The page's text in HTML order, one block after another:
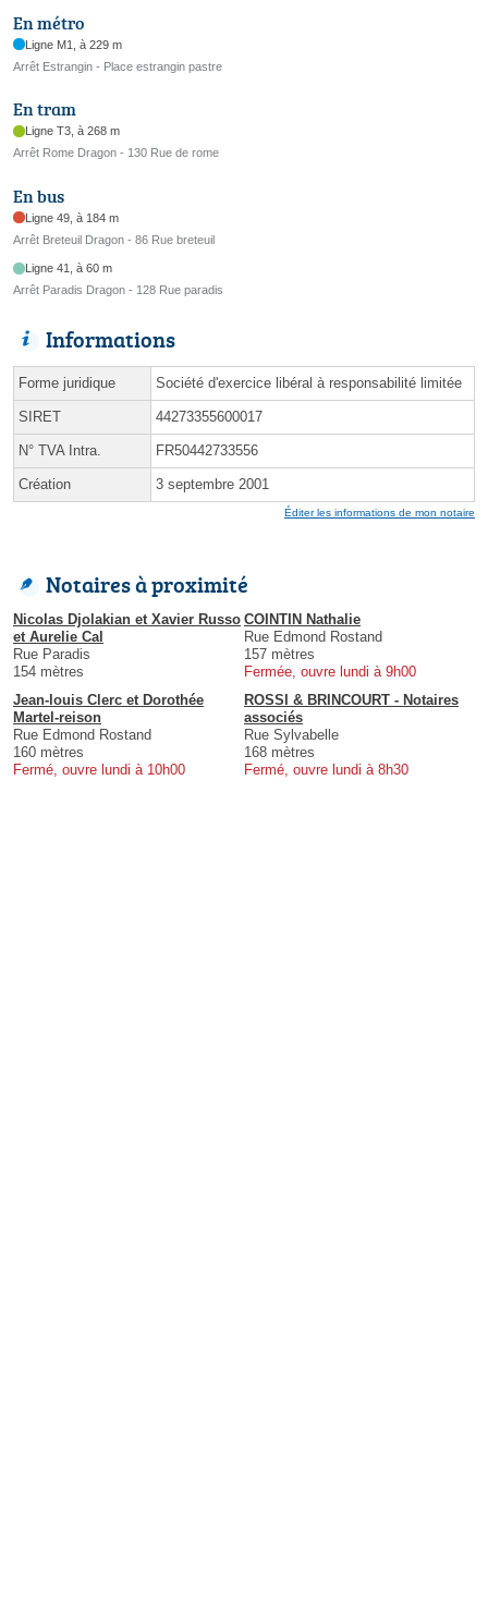
En métro
Ligne M1, à 229 m
Arrêt Estrangin - Place estrangin pastre
En tram
Ligne T3, à 268 m
Arrêt Rome Dragon - 130 Rue de rome
En bus
Ligne 49, à 184 m
Arrêt Breteuil Dragon - 86 Rue breteuil
Ligne 41, à 60 m
Arrêt Paradis Dragon - 128 Rue paradis
Informations
Forme juridique Société d'exercice libéral à responsabilité limitée
SIRET 44273355600017
N° TVA Intra. FR50442733556
Création 3 septembre 2001
Éditer les informations de mon notaire
Notaires à proximité
Nicolas Djolakian et Xavier Russo
et Aurelie Cal
Rue Paradis
154 mètres
COINTIN Nathalie
Rue Edmond Rostand
157 mètres
Fermée, ouvre lundi à 9h00
Jean-louis Clerc et Dorothée
Martel-reison
Rue Edmond Rostand
160 mètres
Fermé, ouvre lundi à 10h00
ROSSI & BRINCOURT - Notaires
associés
Rue Sylvabelle
168 mètres
Fermé, ouvre lundi à 8h30